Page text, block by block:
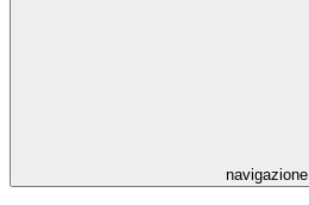
navigazione